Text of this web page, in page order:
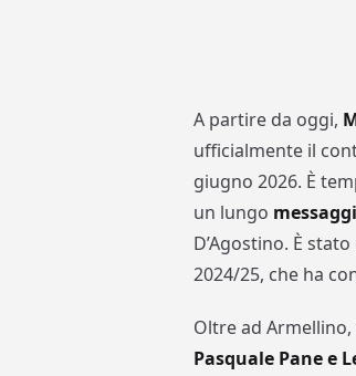
A partire da oggi,
ufficialmente il
giugno 2026. È
un lungo
D’Agostino. È
2024/25, che ha
Oltre ad
Pasquale Pane e